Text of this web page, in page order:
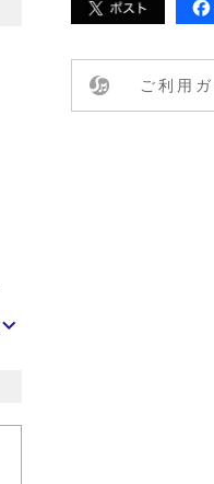
ご利用